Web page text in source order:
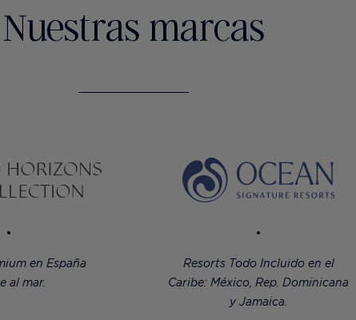
Nuestras marcas
en España
al mar.
Resorts Todo Incluido en el
Caribe: México, Rep. Dominicana
y Jamaica.